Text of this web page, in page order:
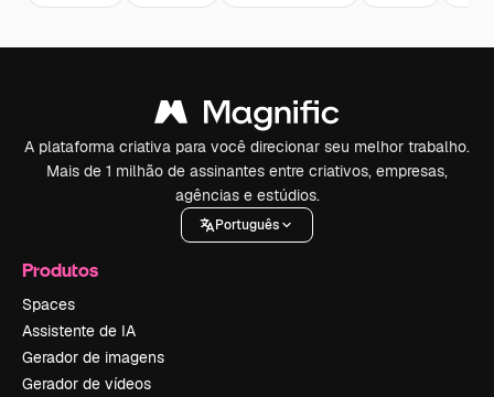
A plataforma criativa para você direcionar seu melhor trabalho.
Mais de 1 milhão de assinantes entre criativos, empresas,
agências e estúdios.
Português
Produtos
Spaces
Assistente de IA
Gerador de imagens
Gerador de vídeos